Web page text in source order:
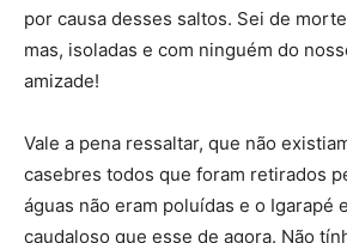
por causa desses saltos. Sei de
mas, isoladas e com ninguém do
amizade!
Vale a pena ressaltar, que não
casebres todos que foram retirados
águas não eram poluídas e o Igarapé
caudaloso que esse de agora. Não